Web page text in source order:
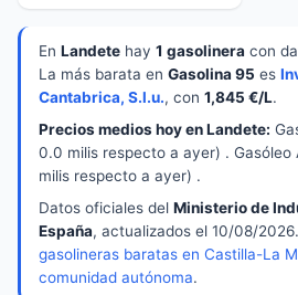
En Landete hay 1 gasolinera con
La más barata en Gasolina 95 es
Cantabrica, S.l.u., con 1,845 €/L.
Precios medios hoy en Landete:
0.0 milis respecto a ayer) . Gasóleo
milis respecto a ayer) .
Datos oficiales del Ministerio de
España, actualizados el 10/08/
gasolineras baratas en Castilla-La
comunidad autónoma.